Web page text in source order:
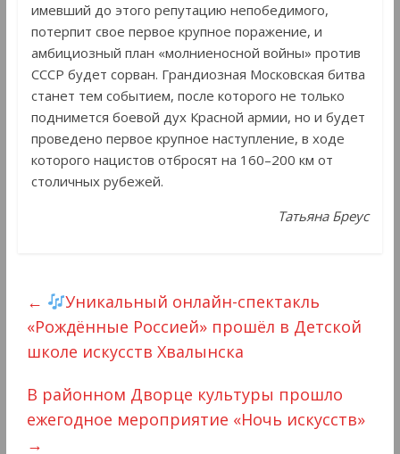
имевший до этого репутацию непобедимого,
потерпит свое первое крупное поражение, и
амбициозный план «молниеносной войны» против
СССР будет сорван. Грандиозная Московская битва
станет тем событием, после которого не только
поднимется боевой дух Красной армии, но и будет
проведено первое крупное наступление, в ходе
которого нацистов отбросят на 160–200 км от
столичных рубежей.
Татьяна Бреус
←
Уникальный онлайн-спектакль
«Рождённые Россией» прошёл в Детской
школе искусств Хвалынска
В районном Дворце культуры прошло
ежегодное мероприятие «Ночь искусств»
→